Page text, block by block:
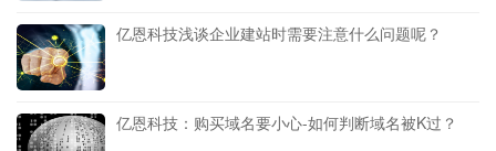
亿恩科技浅谈企业建站时需要注意什么问题呢？
亿恩科技：购买域名要小心-如何判断域名被K过？